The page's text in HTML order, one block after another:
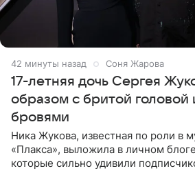
42 минуты назад Соня Жарова
17-летняя дочь Сергея
образом с бритой головой
бровями
Ника Жукова, известная по роли в
«Плакса», выложила в личном
которые сильно удивили